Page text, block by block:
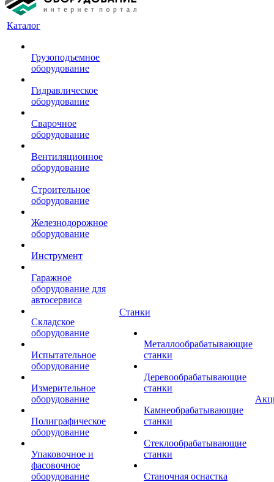
Каталог
Грузоподъемное
оборудование
Гидравлическое
оборудование
Сварочное
оборудование
Вентиляционное
оборудование
Строительное
оборудование
Железнодорожное
оборудование
Инструмент
Гаражное
оборудование для
автосервиса
Складское
оборудование
Испытательное
оборудование
Измерительное
оборудование
Полиграфическое
оборудование
Упаковочное и
фасовочное
оборудование
Станки
Металлообрабатывающие
станки
Деревообрабатывающие
станки
Камнеобрабатывающие
станки
Стеклообрабатывающие
станки
Станочная оснастка